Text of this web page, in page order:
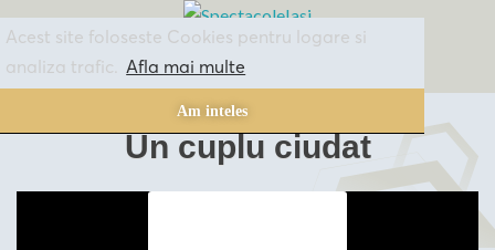
Acest site foloseste Cookies pentru logare si
analiza trafic.
Afla mai multe
Am inteles
SPECTACOLE ARHIVA
Un cuplu ciudat